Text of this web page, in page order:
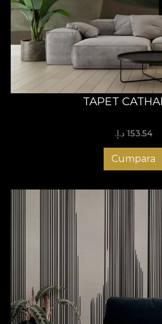
TAPET
153.54 د.إ.‏
Cumpara